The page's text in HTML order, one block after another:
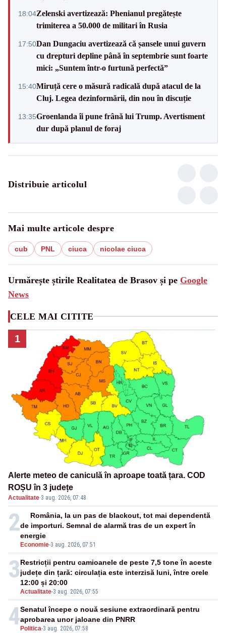
18:04Zelenski avertizează: Phenianul pregătește
trimiterea a 50.000 de militari în Rusia
17:50Dan Dungaciu avertizează că șansele unui guvern
cu drepturi depline până în septembrie sunt foarte
mici: „Suntem într-o furtună perfectă”
15:40Miruță cere o măsură radicală după atacul de la
Cluj. Legea dezinformării, din nou în discuție
13:35Groenlanda îi pune frână lui Trump. Avertisment
dur după planul de foraj
Distribuie articolul
Mai multe articole despre
cub PNL ciuca nicolae ciuca
Urmărește știrile Realitatea de Brasov și pe Google
News
CELE MAI CITITE
1
Alerte meteo de caniculă în aproape toată țara. COD
ROȘU în 3 județe
Actualitate·3 aug. 2026, 07:48
2
Economie-3 aug. 2026, 07:51
România, la un pas de blackout, tot mai dependentă
de importuri. Semnal de alarmă tras de un expert în
energie
3
Actualitate-3 aug. 2026, 07:55
Restricții pentru camioanele de peste 7,5 tone în aceste
județe din țară: circulația este interzisă luni, între orele
12:00 și 20:00
4 Politica-3 aug. 2026, 07:58
Senatul începe o nouă sesiune extraordinară pentru
aprobarea unor jaloane din PNRR